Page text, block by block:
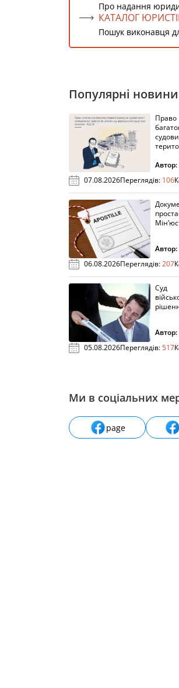
Про надання
КАТАЛОГ
Пошук виконавця
Популярні новини
Автор:
07.08.2026Переглядів: 106
Автор:
06.08.2026Переглядів:207
Суд
Автор:
05.08.2026Переглядів:517
Ми в соціальних
page